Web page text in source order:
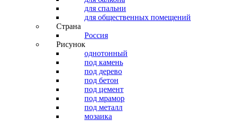
для спальни
для общественных помещений
Страна
Россия
Рисунок
однотонный
под камень
под дерево
под бетон
под цемент
под мрамор
под металл
мозаика